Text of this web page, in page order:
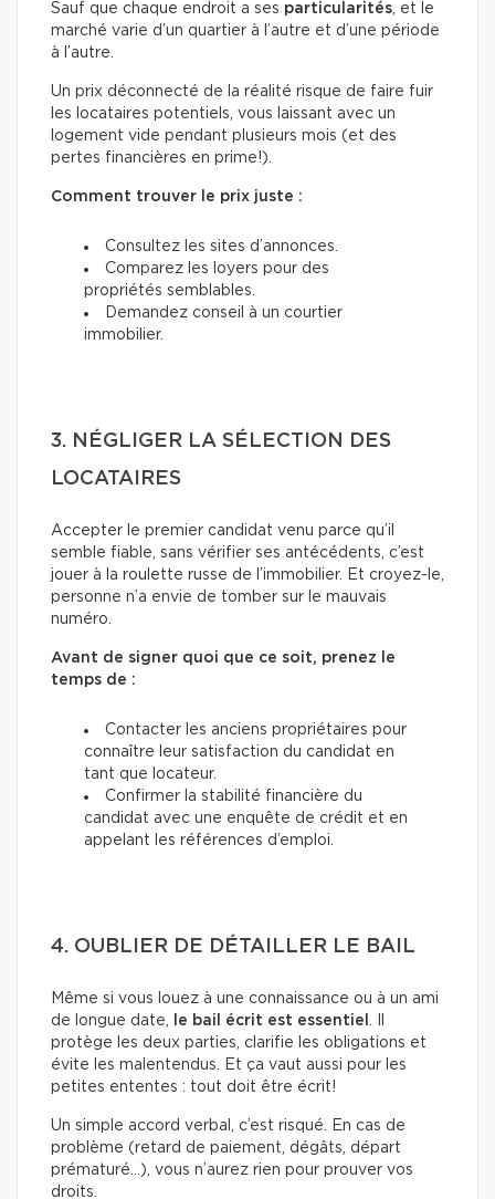
Sauf que chaque endroit a ses particularités, et le
marché varie d’un quartier à l’autre et d’une période
à l’autre.
Un prix déconnecté de la réalité risque de faire fuir
les locataires potentiels, vous laissant avec un
logement vide pendant plusieurs mois (et des
pertes financières en prime!).
Comment trouver le prix juste :
Consultez les sites d’annonces.
Comparez les loyers pour des
propriétés semblables.
Demandez conseil à un courtier
immobilier.
3. NÉGLIGER LA SÉLECTION DES
LOCATAIRES
Accepter le premier candidat venu parce qu’il
semble fiable, sans vérifier ses antécédents, c’est
jouer à la roulette russe de l’immobilier. Et croyez-le,
personne n’a envie de tomber sur le mauvais
numéro.
Avant de signer quoi que ce soit, prenez le
temps de :
Contacter les anciens propriétaires pour
connaître leur satisfaction du candidat en
tant que locateur.
Confirmer la stabilité financière du
candidat avec une enquête de crédit et en
appelant les références d’emploi.
4. OUBLIER DE DÉTAILLER LE BAIL
Même si vous louez à une connaissance ou à un ami
de longue date,
le bail écrit est essentiel . Il
protège les deux parties, clarifie les obligations et
évite les malentendus. Et ça vaut aussi pour les
petites ententes : tout doit être écrit!
Un simple accord verbal, c’est risqué. En cas de
problème (retard de paiement, dégâts, départ
prématuré…), vous n’aurez rien pour prouver vos
droits.